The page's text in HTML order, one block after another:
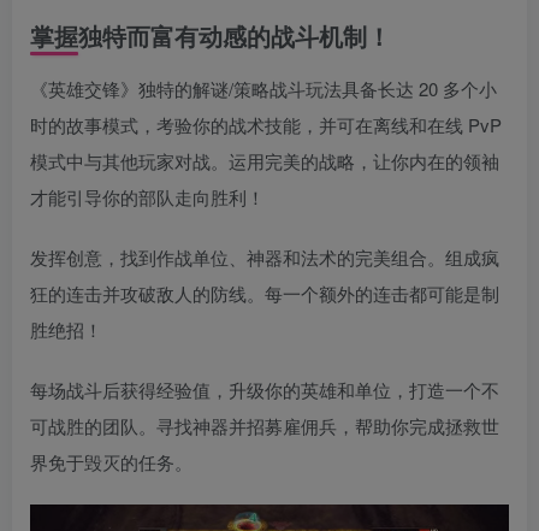
掌握独特而富有动感的战斗机制！
《英雄交锋》独特的解谜/策略战斗玩法具备长达 20 多个小
时的故事模式，考验你的战术技能，并可在离线和在线 PvP
模式中与其他玩家对战。运用完美的战略，让你内在的领袖
才能引导你的部队走向胜利！
发挥创意，找到作战单位、神器和法术的完美组合。组成疯
狂的连击并攻破敌人的防线。每一个额外的连击都可能是制
胜绝招！
每场战斗后获得经验值，升级你的英雄和单位，打造一个不
可战胜的团队。寻找神器并招募雇佣兵，帮助你完成拯救世
界免于毁灭的任务。